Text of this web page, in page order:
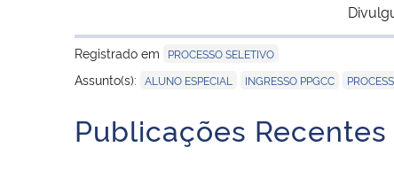
Registrado em
PROCESSO SELETIVO
Assunto(s): ALUNO ESPECIAL INGRESSO PPGCC
Publicações Recentes